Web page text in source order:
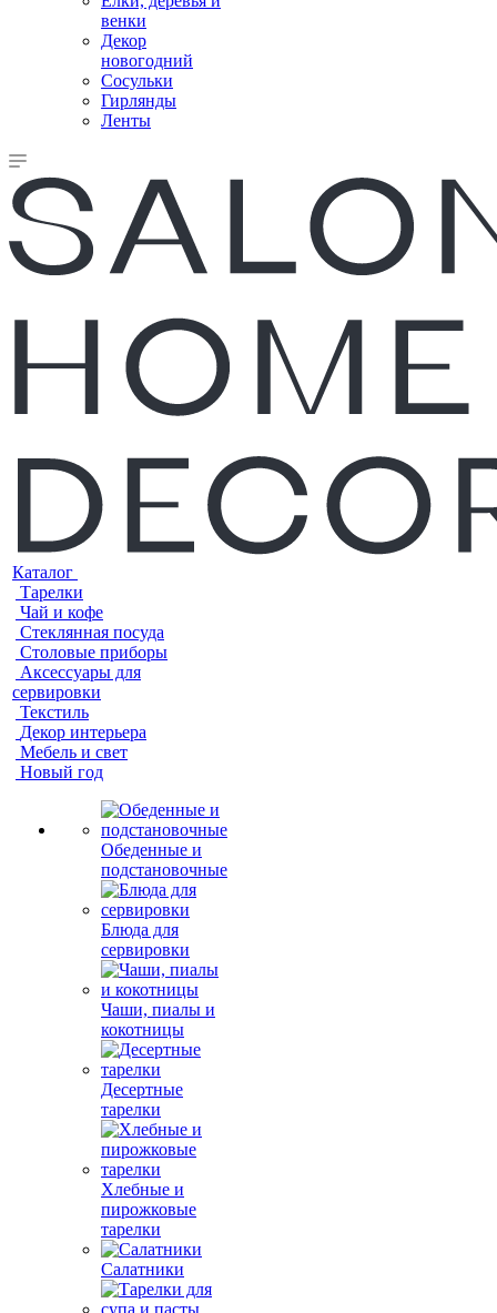
венки
Декор
новогодний
Сосульки
Гирлянды
Ленты
Каталог
Тарелки
Чай и кофе
Стеклянная посуда
Столовые приборы
Аксессуары для
сервировки
Текстиль
Декор интерьера
Мебель и свет
Новый год
Обеденные и
подстановочные
Блюда для
сервировки
Чаши, пиалы и
кокотницы
Десертные
тарелки
Хлебные и
пирожковые
тарелки
Салатники